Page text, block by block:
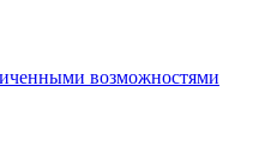
возможностями